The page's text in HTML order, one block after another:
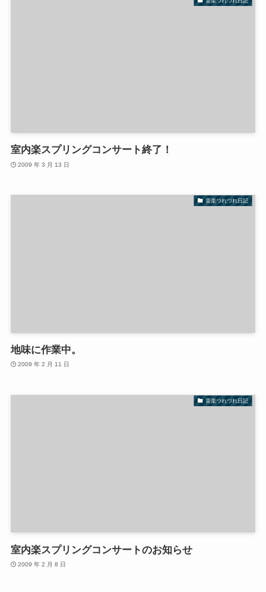
室内楽スプリングコンサート終了！
2009 年 3 月 13 日
音楽つれづれ日記
地味に作業中。
2009 年 2 月 11 日
音楽つれづれ日記
室内楽スプリングコンサートのお知らせ
2009 年 2 月 8 日